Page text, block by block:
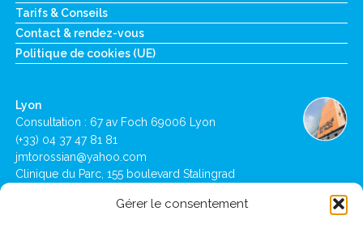
Gérer le consentement
Tarifs & Conseils
Contact & rendez-vous
Politique de cookies (UE)
Lyon
Consultation : 67 av Foch 69006 Lyon
(+33) 04 37 47 81 81
jmtorossian@yahoo.com
Clinique du Parc, 155 boulevard Stalingrad